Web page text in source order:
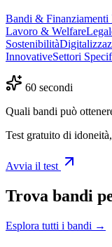
Bandi & Finanziamenti
Lavoro & Welfare
Sostenibilità
InnovativeSettori
60 secondi
Quali bandi può
Test gratuito di
Avvia il test
Trova bandi
Esplora tutti i bandi →